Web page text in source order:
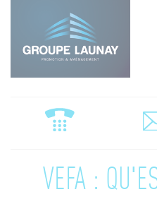
VEFA :